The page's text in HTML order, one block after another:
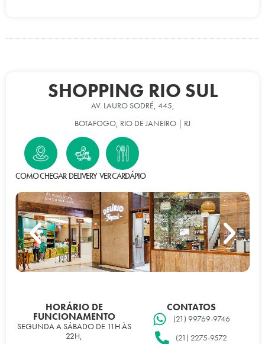
SHOPPING RIO SUL
AV. LAURO SODRÉ, 445,
BOTAFOGO, RIO DE JANEIRO | RJ
COMO CHEGAR DELIVERY VER CARDÁPIO
HORÁRIO DE
FUNCIONAMENTO
SEGUNDA A SÁBADO DE 11H ÀS
22H,
CONTATOS
(21) 99769-9746
(21) 2275-9572